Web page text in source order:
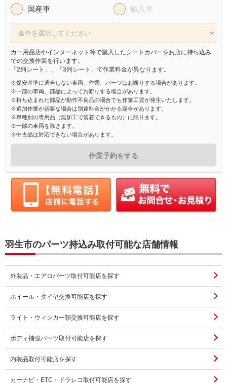
国産車 輸入車
カー用品店やインターネット等で購入したシートカバーをお店に持ち込み
での交換作業を行います。
「2列シート」、「3列シート」で作業料金が異なります。
※保安基準に適合しない車両、作業、パーツはお断りする場合があります。
※一部の車両、部品によってお断りする場合があります。
※持ち込まれた部品が動作不良品の場合でも作業工賃が発生いたします。
※追加作業が必要な場合は別途料金がかかる場合があります。
※車種別の専用品（無加工で装着できるもの）に限ります。
※一部の車両を除きます。
※中古品は対応できない場合があります。
作業予約をする
羽生市のパーツ持込み取付可能な店舗情報
外装品・エアロパーツ取付可能店を探す
ホイール・タイヤ交換可能店を探す
ライト・ウィンカー類交換可能店を探す
ボディ補強パーツ取付可能店を探す
内装品取付可能店を探す
カーナビ・ETC・ドラレコ取付可能店を探す